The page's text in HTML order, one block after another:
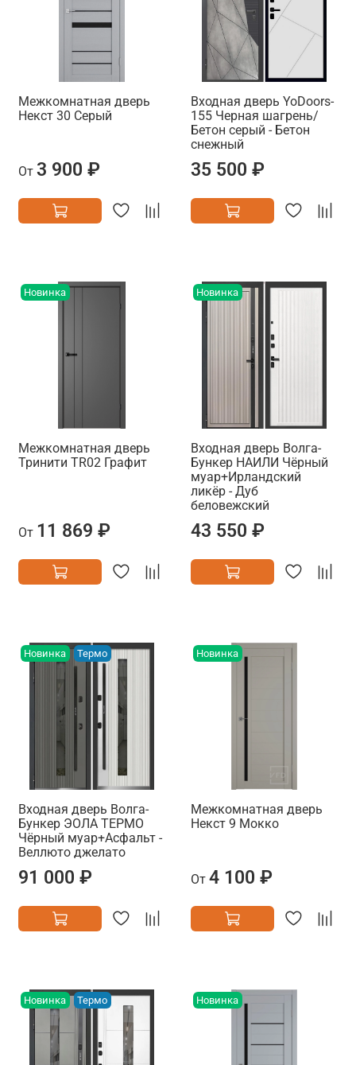
Межкомнатная дверь
Некст 30 Серый
От 3 900 ₽
Входная дверь YoDoors-
155 Черная шагрень/
Бетон серый - Бетон
снежный
35 500 ₽
Новинка
Межкомнатная дверь
Тринити TR02 Графит
От 11 869 ₽
Новинка
Входная дверь Волга-
Бункер НАИЛИ Чёрный
муар+Ирландский
ликёр - Дуб
беловежский
43 550 ₽
Новинка Термо
Входная дверь Волга-
Бункер ЭОЛА ТЕРМО
Чёрный муар+Асфальт -
Веллюто джелато
91 000 ₽
Новинка
Межкомнатная дверь
Некст 9 Мокко
От 4 100 ₽
Новинка Термо Новинка